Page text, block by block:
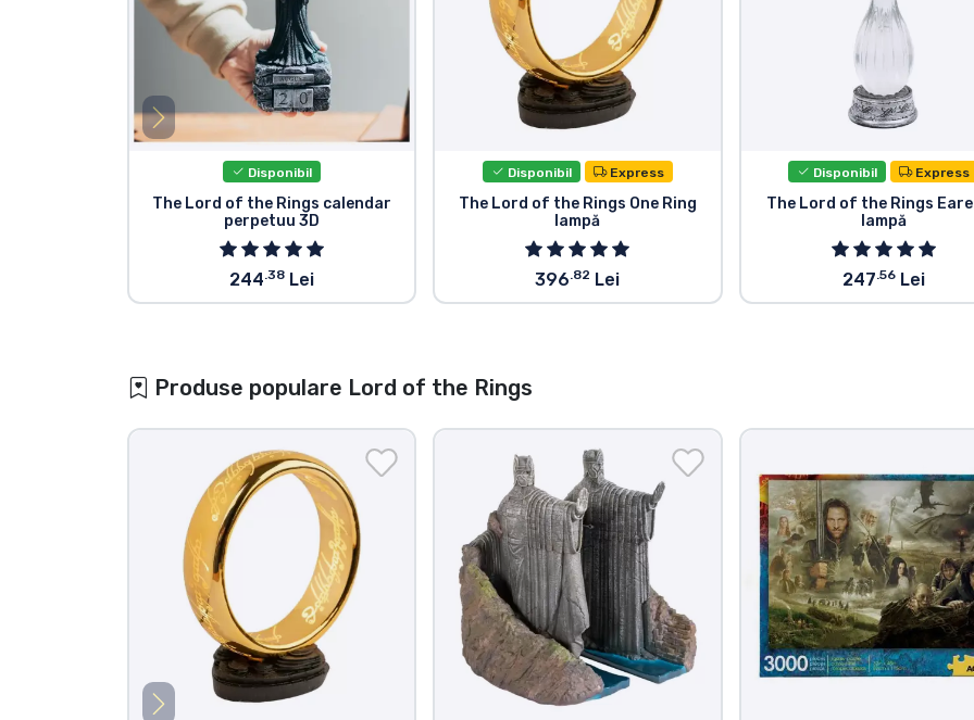
Disponibil
The Lord of the Rings calendar
perpetuu 3D
244.38 Lei
Disponibil Express
The Lord of the Rings One Ring
lampă
396.82 Lei
Disponibil Express
The Lord of the Rings
lampă
247.56Lei
Produse populare Lord of the Rings